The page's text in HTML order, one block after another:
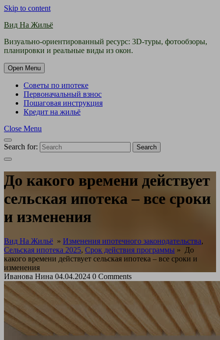
Skip to content
Вид На Жильё
Визуально-ориентированный ресурс: 3D-туры, фотообзоры,
планировки и реальные виды из окон.
Open Menu
Советы по ипотеке
Первоначальный взнос
Пошаговая инструкция
Кредит на жильё
Close Menu
Search for: Search
До какого времени действует
сельская ипотека – все сроки
и изменения
Вид На Жильё » Изменения ипотечного законодательства,
Сельская ипотека 2025, Срок действия программы »
До
какого времени действует сельская ипотека – все сроки и
изменения
Иванова Нина 04.04.2024 0 Comments